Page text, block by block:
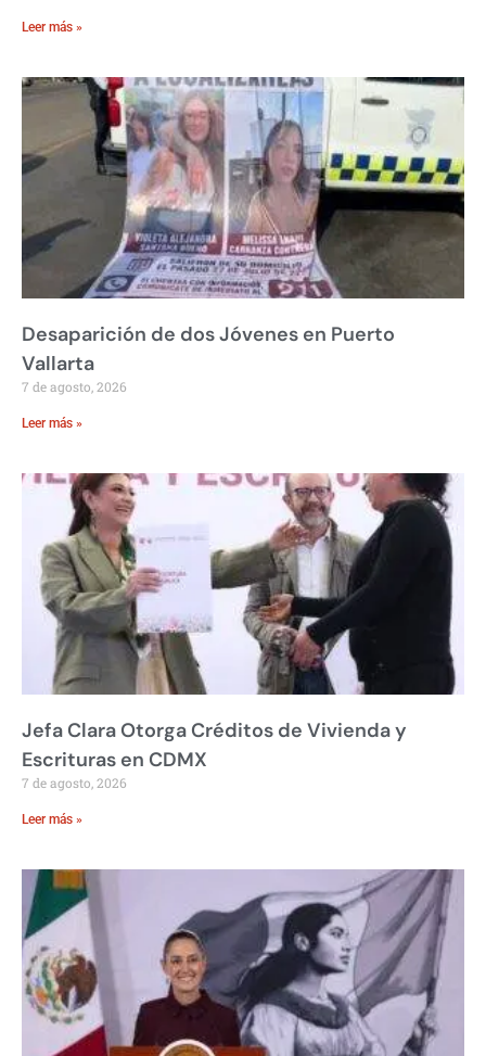
Leer más »
Desaparición de dos Jóvenes en Puerto
Vallarta
7 de agosto, 2026
Leer más »
Jefa Clara Otorga Créditos de Vivienda y
Escrituras en CDMX
7 de agosto, 2026
Leer más »